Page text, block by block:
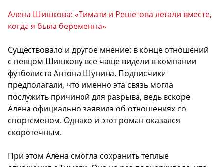
Алена Шишкова: «Тимати и Решетова летали вместе,
когда я была беременна»
Существовало и другое мнение: в конце отношений
с певцом Шишкову все чаще видели в компании
футболиста Антона Шунина. Подписчики
предполагали, что именно эта связь могла
послужить причиной для разрыва, ведь вскоре
Алена официально заявила об отношениях со
спортсменом. Однако и этот роман оказался
скоротечным.
При этом Алена смогла сохранить теплые